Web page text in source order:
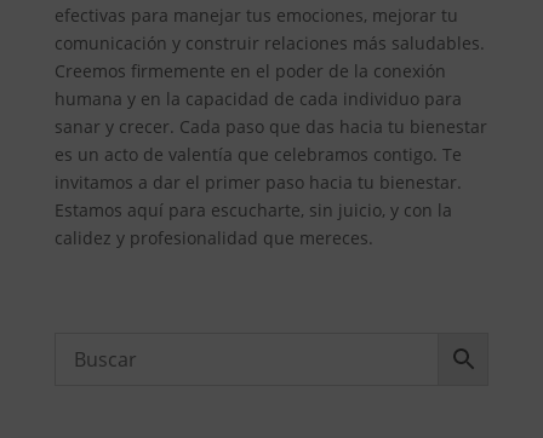
efectivas para manejar tus emociones, mejorar tu
comunicación y construir relaciones más saludables.
Creemos firmemente en el poder de la conexión
humana y en la capacidad de cada individuo para
sanar y crecer. Cada paso que das hacia tu bienestar
es un acto de valentía que celebramos contigo. Te
invitamos a dar el primer paso hacia tu bienestar.
Estamos aquí para escucharte, sin juicio, y con la
calidez y profesionalidad que mereces.